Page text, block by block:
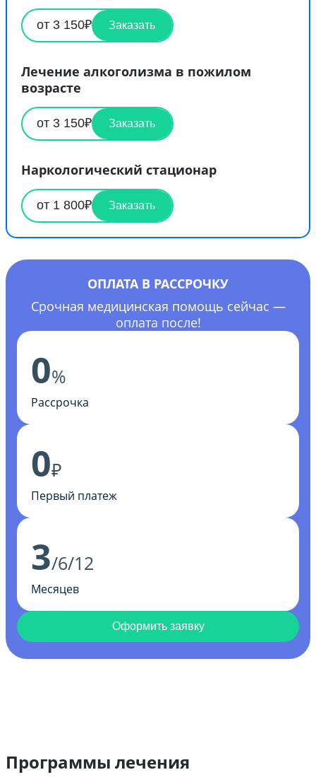
от 3 150₽ Заказать
Лечение алкоголизма в пожилом
возрасте
от 3 150₽ Заказать
Наркологический стационар
от 1 800₽ Заказать
ОПЛАТА В РАССРОЧКУ
Срочная медицинская помощь сейчас —
оплата после!
0%
Рассрочка
0₽
Первый платеж
3/6/12
Месяцев
Оформить заявку
Программы лечения